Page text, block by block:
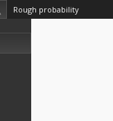
Rough probability